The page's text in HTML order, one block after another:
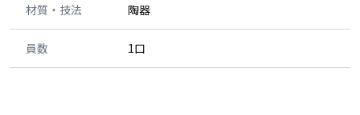
材質・技法 陶器
員数 1口